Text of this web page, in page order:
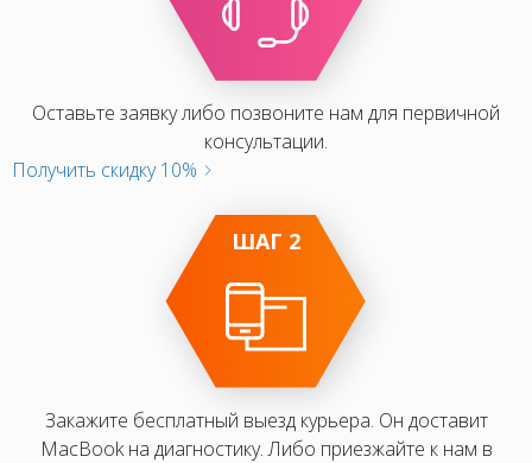
Оставьте заявку либо позвоните нам для первичной
консультации.
Получить скидку 10%
ШАГ 2
Закажите бесплатный выезд курьера. Он доставит
MacBook на диагностику. Либо приезжайте к нам в